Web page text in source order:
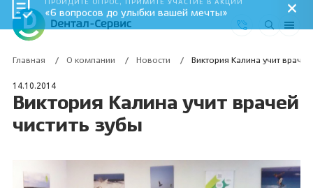
Главная О компании Новости Виктория Калина учит
14.10.2014
Виктория Калина учит врачей
чистить зубы
ПРОЙДИТЕ ОПРОС, ПРИМИТЕ УЧАСТИЕ В АКЦИИ
«6 вопросов до улыбки вашей мечты»